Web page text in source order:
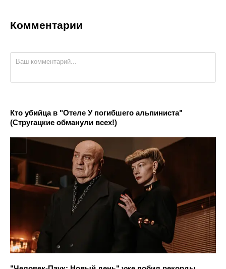
Комментарии
Кто убийца в "Отеле У погибшего альпиниста"
(Стругацкие обманули всех!)